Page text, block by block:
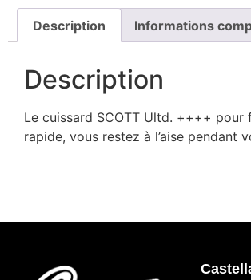
Description Informations
Description
Le cuissard SCOTT Ultd. ++++
rapide, vous restez à l’aise pendant